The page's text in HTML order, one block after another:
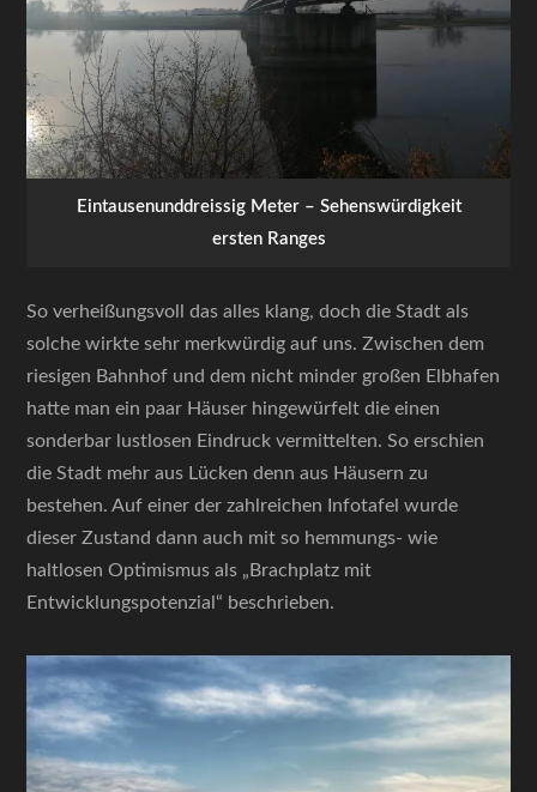
Eintausenunddreissig Meter – Sehenswürdigkeit
ersten Ranges
So verheißungsvoll das alles klang, doch die Stadt als
solche wirkte sehr merkwürdig auf uns. Zwischen dem
riesigen Bahnhof und dem nicht minder großen Elbhafen
hatte man ein paar Häuser hingewürfelt die einen
sonderbar lustlosen Eindruck vermittelten. So erschien
die Stadt mehr aus Lücken denn aus Häusern zu
bestehen. Auf einer der zahlreichen Infotafel wurde
dieser Zustand dann auch mit so hemmungs- wie
haltlosen Optimismus als „Brachplatz mit
Entwicklungspotenzial“ beschrieben.